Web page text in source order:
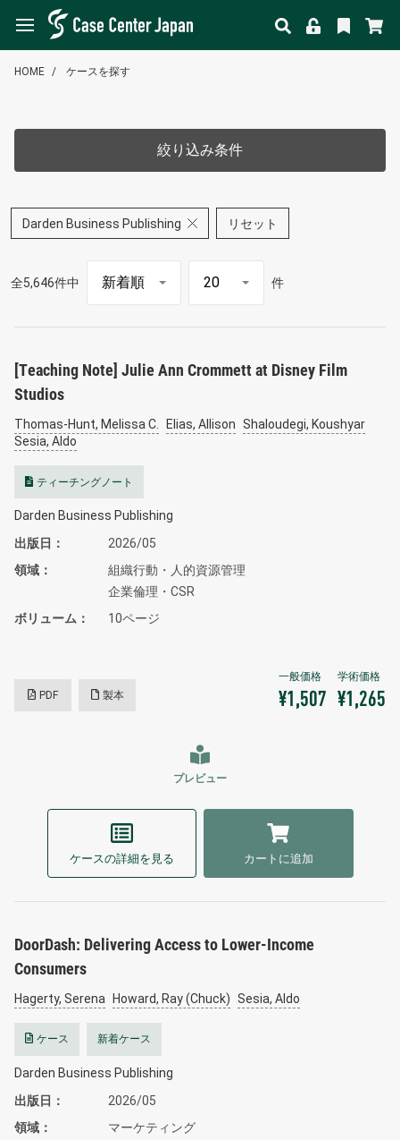
HOME ケースを探す
Darden Business Publishing リセット
全5,646件中 件
[Teaching Note] Julie Ann Crommett at Disney Film
Studios
Thomas-Hunt, Melissa C. Elias, Allison Shaloudegi, Koushyar
Sesia, Aldo
ティーチングノート
Darden Business Publishing
出版日
2026/05
領域
組織行動・人的資源管理
企業倫理・CSR
ボリューム
10ページ
PDF 製本 ¥1,507 ¥1,265
プレビュー
ケースの詳細を見る カートに追加
DoorDash: Delivering Access to Lower-Income
Consumers
Hagerty, Serena Howard, Ray (Chuck) Sesia, Aldo
ケース 新着ケース
Darden Business Publishing
出版日
2026/05
領域
マーケティング
絞り込み条件